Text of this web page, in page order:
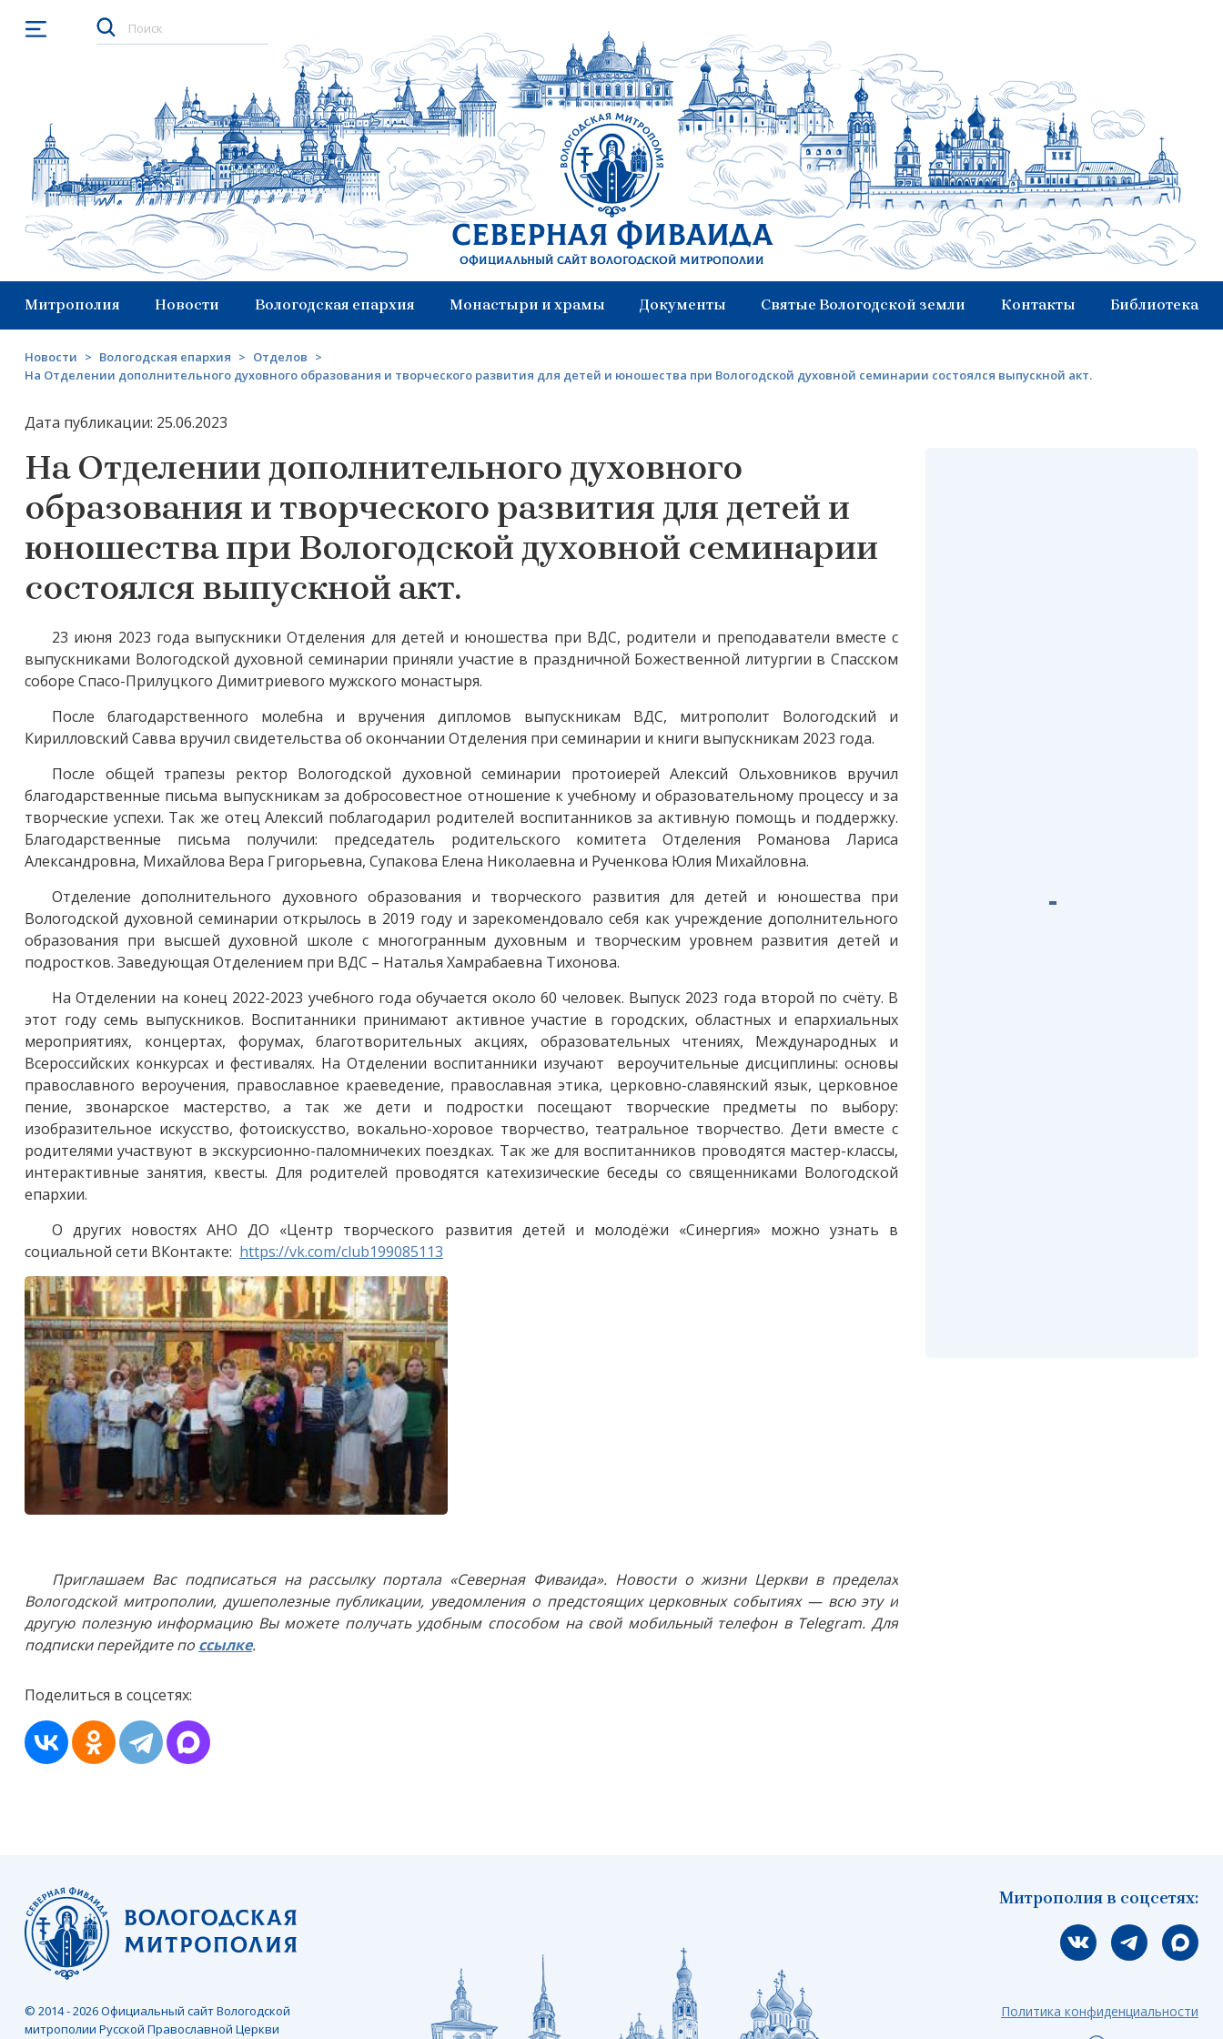
Открыть меню
Северная Фиваида
Официальный сайт Вологодской митрополии
Митрополия Новости Вологодская епархия Монастыри и храмы Документы Святые Вологодской земли Контакты Библиотека
Новости > Вологодская епархия > Отделов >
На Отделении дополнительного духовного образования и творческого развития для детей и юношества при Вологодской духовной семинарии состоялся выпускной акт.
Дата публикации: 25.06.2023
На Отделении дополнительного духовного
образования и творческого развития для детей и
юношества при Вологодской духовной семинарии
состоялся выпускной акт.
23 июня 2023 года выпускники Отделения для детей и юношества при ВДС, родители и преподаватели вместе с
выпускниками Вологодской духовной семинарии приняли участие в праздничной Божественной литургии в Спасском
соборе Спасо-Прилуцкого Димитриевого мужского монастыря.
После благодарственного молебна и вручения дипломов выпускникам ВДС, митрополит Вологодский и
Кирилловский Савва вручил свидетельства об окончании Отделения при семинарии и книги выпускникам 2023 года.
После общей трапезы ректор Вологодской духовной семинарии протоиерей Алексий Ольховников вручил
благодарственные письма выпускникам за добросовестное отношение к учебному и образовательному процессу и за
творческие успехи. Так же отец Алексий поблагодарил родителей воспитанников за активную помощь и поддержку.
Благодарственные письма получили: председатель родительского комитета Отделения Романова Лариса
Александровна, Михайлова Вера Григорьевна, Супакова Елена Николаевна и Рученкова Юлия Михайловна.
Отделение дополнительного духовного образования и творческого развития для детей и юношества при
Вологодской духовной семинарии открылось в 2019 году и зарекомендовало себя как учреждение дополнительного
образования при высшей духовной школе с многогранным духовным и творческим уровнем развития детей и
подростков. Заведующая Отделением при ВДС – Наталья Хамрабаевна Тихонова.
На Отделении на конец 2022-2023 учебного года обучается около 60 человек. Выпуск 2023 года второй по счёту. В
этот году семь выпускников. Воспитанники принимают активное участие в городских, областных и епархиальных
мероприятиях, концертах, форумах, благотворительных акциях, образовательных чтениях, Международных и
Всероссийских конкурсах и фестивалях. На Отделении воспитанники изучают вероучительные дисциплины: основы
православного вероучения, православное краеведение, православная этика, церковно-славянский язык, церковное
пение, звонарское мастерство, а так же дети и подростки посещают творческие предметы по выбору:
изобразительное искусство, фотоискусство, вокально-хоровое творчество, театральное творчество. Дети вместе с
родителями участвуют в экскурсионно-паломничеких поездках. Так же для воспитанников проводятся мастер-классы,
интерактивные занятия, квесты. Для родителей проводятся катехизические беседы со священниками Вологодской
епархии.
О других новостях АНО ДО «Центр творческого развития детей и молодёжи «Синергия» можно узнать в
социальной сети ВКонтакте: https://vk.com/club199085113
Приглашаем Вас подписаться на рассылку портала «Северная Фиваида». Новости о жизни Церкви в пределах
Вологодской митрополии, душеполезные публикации, уведомления о предстоящих церковных событиях — всю эту и
другую полезную информацию Вы можете получать удобным способом на свой мобильный телефон в Telegram. Для
подписки перейдите по ссылке.
Поделиться в соцсетях:
Митрополия в соцсетях:
Мы вконтакте
Мы в telegram
Мы в
© 2014 - 2026 Официальный сайт Вологодской
митрополии Русской Православной Церкви
Политика конфиденциальности